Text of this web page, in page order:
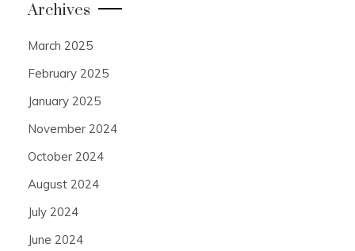
Archives
March 2025
February 2025
January 2025
November 2024
October 2024
August 2024
July 2024
June 2024